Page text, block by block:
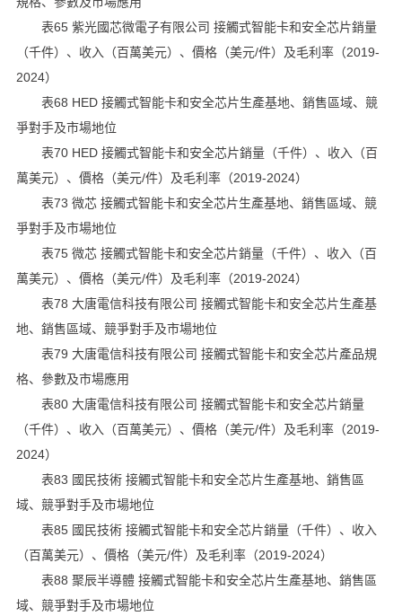
表65 紫光國芯微電子有限公司 接觸式智能卡和安全芯片銷量
（千件）、收入（百萬美元）、價格（美元/件）及毛利率（2019-
2024）
表68 HED 接觸式智能卡和安全芯片生產基地、銷售區域、競
爭對手及市場地位
表70 HED 接觸式智能卡和安全芯片銷量（千件）、收入（百
萬美元）、價格（美元/件）及毛利率（2019-2024）
表73 微芯 接觸式智能卡和安全芯片生產基地、銷售區域、競
爭對手及市場地位
表75 微芯 接觸式智能卡和安全芯片銷量（千件）、收入（百
萬美元）、價格（美元/件）及毛利率（2019-2024）
表78 大唐電信科技有限公司 接觸式智能卡和安全芯片生產基
地、銷售區域、競爭對手及市場地位
表79 大唐電信科技有限公司 接觸式智能卡和安全芯片產品規
格、參數及市場應用
表80 大唐電信科技有限公司 接觸式智能卡和安全芯片銷量
（千件）、收入（百萬美元）、價格（美元/件）及毛利率（2019-
2024）
表83 國民技術 接觸式智能卡和安全芯片生產基地、銷售區
域、競爭對手及市場地位
表85 國民技術 接觸式智能卡和安全芯片銷量（千件）、收入
（百萬美元）、價格（美元/件）及毛利率（2019-2024）
表88 聚辰半導體 接觸式智能卡和安全芯片生產基地、銷售區
域、競爭對手及市場地位